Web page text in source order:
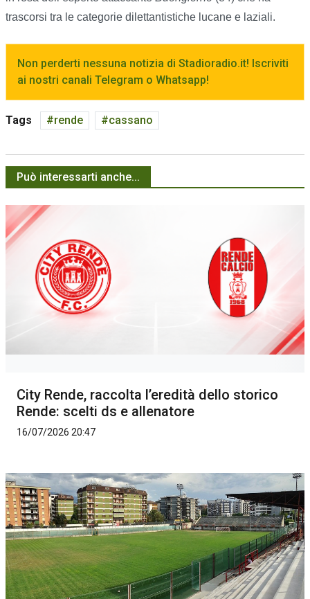
trascorsi tra le categorie dilettantistiche lucane e laziali.
Non perderti nessuna notizia di Stadioradio.it! Iscriviti
ai nostri canali Telegram o Whatsapp!
Tags rende cassano
Può interessarti anche...
City Rende, raccolta l’eredità dello storico
Rende: scelti ds e allenatore
16/07/2026 20:47